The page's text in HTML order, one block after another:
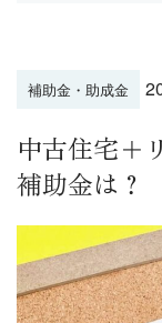
補助金・助成金
中古住宅＋
補助金は？